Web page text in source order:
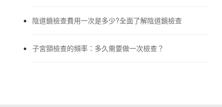
陰道鏡檢查費用一次是多少?全面了解陰道鏡檢查
子宮頸檢查的頻率：多久需要做一次檢查？